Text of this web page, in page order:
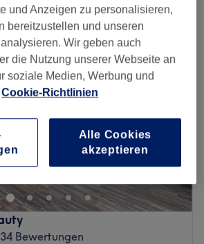
von Bülowstraße, Berlin
34 Bewertungen
und Anzeigen zu personalisieren,
bereitzustellen und unseren
Wir geben auch
die Nutzung unserer Webseite an
soziale Medien, Werbung und
Cookie-Richtlinien
Alle Cookies
akzeptieren